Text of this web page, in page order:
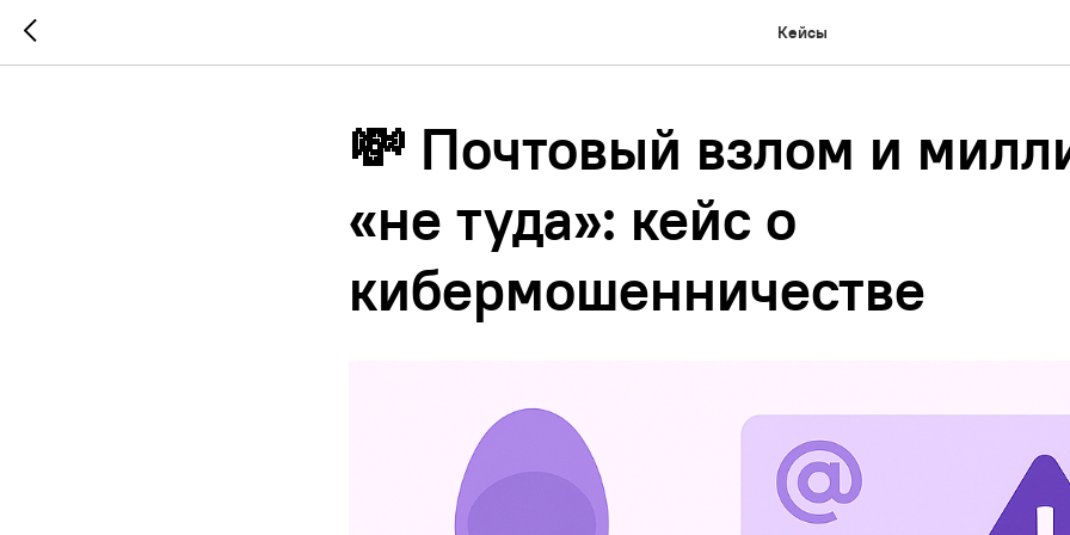
Кейсы
💸 Почтовый взлом и
«не туда»: кейс о
кибермошенничестве